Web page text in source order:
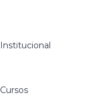
Institucional
Cursos